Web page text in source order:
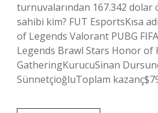
turnuvalarından 167.342 dolar
sahibi kim? FUT EsportsKısa
of Legends Valorant PUBG
Legends Brawl Stars Honor of
GatheringKurucuSinan
SünnetçioğluToplam